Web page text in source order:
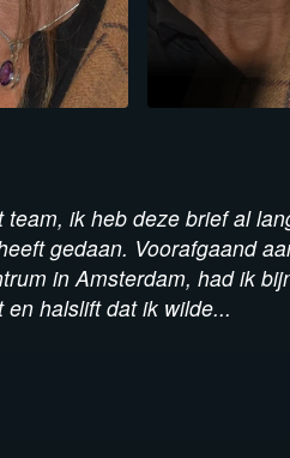
ik heb deze brief al
gedaan. Voorafgaand
in Amsterdam, had ik
halslift dat ik wilde...